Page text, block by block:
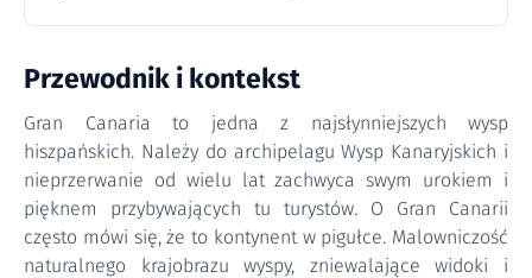
Przewodnik i kontekst
Gran Canaria to jedna z najsłynniejszych wysp
hiszpańskich. Należy do archipelagu Wysp Kanaryjskich i
nieprzerwanie od wielu lat zachwyca swym urokiem i
pięknem przybywających tu turystów. O Gran Canarii
często mówi się, że to kontynent w pigułce. Malowniczość
naturalnego krajobrazu wyspy, zniewalające widoki i